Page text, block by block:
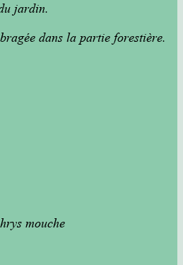
jardin.
dans la partie forestière.
mouche